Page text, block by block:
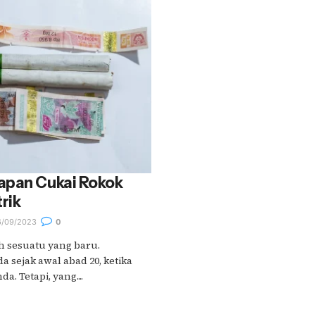
Cukai Rokok
09/2023 0
sesuatu yang baru.
sejak awal abad 20, ketika
Tetapi, yang....